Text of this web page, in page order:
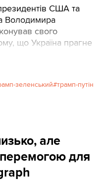
США та
Володимира
свого
що Україна прагне
зеленський трамп-путін
але
для